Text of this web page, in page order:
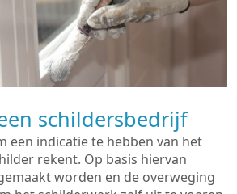
schildersbedrijf
een indicatie te hebben van het
rekent. Op basis hiervan
worden en de overweging